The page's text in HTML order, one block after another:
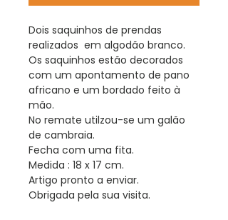
Dois saquinhos de prendas
realizados em algodão branco.
Os saquinhos estão decorados
com um apontamento de pano
africano e um bordado feito à
mão.
No remate utilzou-se um galão
de cambraia.
Fecha com uma fita.
Medida : 18 x 17 cm.
Artigo pronto a enviar.
Obrigada pela sua visita.